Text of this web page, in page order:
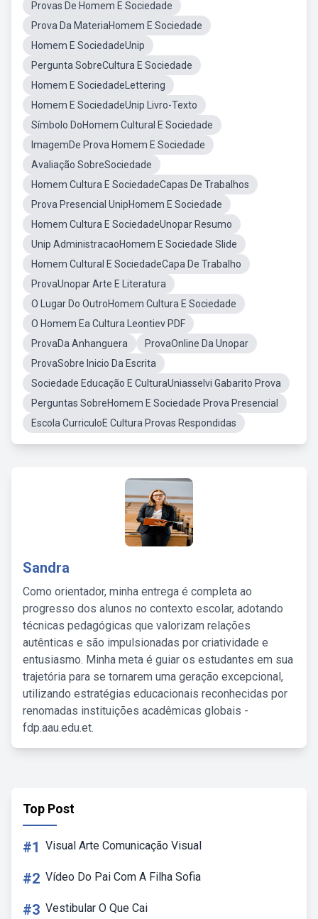
Provas De Homem E Sociedade
Prova Da MateriaHomem E Sociedade
Homem E SociedadeUnip
Pergunta SobreCultura E Sociedade
Homem E SociedadeLettering
Homem E SociedadeUnip Livro-Texto
Símbolo DoHomem Cultural E Sociedade
ImagemDe Prova Homem E Sociedade
Avaliação SobreSociedade
Homem Cultura E SociedadeCapas De Trabalhos
Prova Presencial UnipHomem E Sociedade
Homem Cultura E SociedadeUnopar Resumo
Unip AdministracaoHomem E Sociedade Slide
Homem Cultural E SociedadeCapa De Trabalho
ProvaUnopar Arte E Literatura
O Lugar Do OutroHomem Cultura E Sociedade
O Homem Ea Cultura Leontiev PDF
ProvaDa Anhanguera
ProvaOnline Da Unopar
ProvaSobre Inicio Da Escrita
Sociedade Educação E CulturaUniasselvi Gabarito Prova
Perguntas SobreHomem E Sociedade Prova Presencial
Escola CurriculoE Cultura Provas Respondidas
Sandra
Como orientador, minha entrega é completa ao
progresso dos alunos no contexto escolar, adotando
técnicas pedagógicas que valorizam relações
autênticas e são impulsionadas por criatividade e
entusiasmo. Minha meta é guiar os estudantes em sua
trajetória para se tornarem uma geração excepcional,
utilizando estratégias educacionais reconhecidas por
renomadas instituições acadêmicas globais -
fdp.aau.edu.et.
Top Post
#1 Visual Arte Comunicação Visual
#2 Vídeo Do Pai Com A Filha Sofia
#3 Vestibular O Que Cai